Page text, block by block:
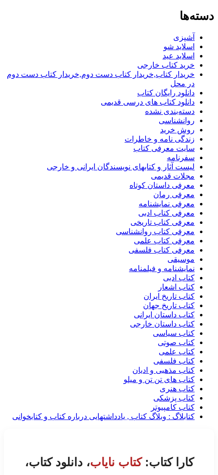
دسته‌ها
آشپزی
اسلاید شو
اسلاید عید
خرید کتاب خارجی
خریدار کتاب,خریدار کتاب دست دوم,خریدار کتاب دست دوم
در محل
دانلود رایگان کتاب
دانلود کتاب های درسی قدیمی
دسته‌بندی نشده
روانشناسی
روش خرید
زندگی نامه و خاطرات
سایت معرفی کتاب
سفرنامه
لیست آثار و کتابهای نویسندگان ایرانی و خارجی
مجلات قدیمی
معرفی داستان کوتاه
معرفی رمان
معرفی نمایشنامه
معرفی کتاب ادبی
معرفی کتاب تاریخی
معرفی کتاب روانشناسی
معرفی کتاب علمی
معرفی کتاب فلسفی
موسیقی
نمایشنامه و فیلمنامه
کتاب ادبی
کتاب اشعار
کتاب تاریخ ایران
کتاب تاریخ جهان
کتاب داستان ایرانی
کتاب داستان خارجی
کتاب سیاسی
کتاب صوتی
کتاب علمی
کتاب فلسفی
کتاب مذهبی و ادیان
کتاب های تن تن و میلو
کتاب هنری
کتاب پزشکی
کتاب کامپیوتر
کتابلاگ : وبلاگ کتاب , یادداشتهایی درباره کتاب و کتابخوانی
کارا کتاب:کتاب نایاب، دانلود کتاب،